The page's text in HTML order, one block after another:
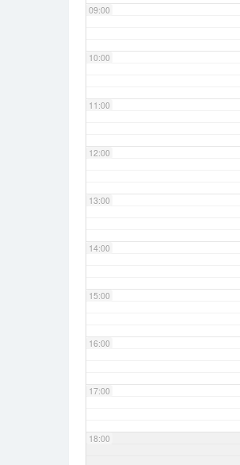
09:00
10:00
11:00
12:00
13:00
14:00
15:00
16:00
17:00
18:00